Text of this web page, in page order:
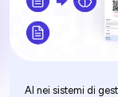
AI nei sistemi di